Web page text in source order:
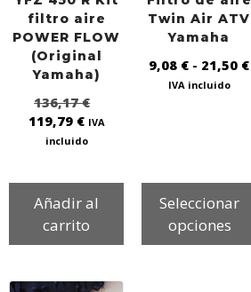
filtro aire
POWER FLOW
(Original
Yamaha)
136,17€
119,79 € IVA
incluido
Añadir al
carrito
Twin Air ATV
Yamaha
9,08 € - 21,50 €
IVA incluido
Seleccionar
opciones